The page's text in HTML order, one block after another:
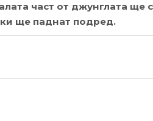
част от джунглата ще
ще паднат подред.